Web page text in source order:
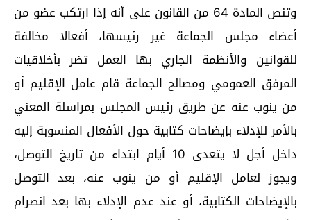
وتنص المادة 64 من القانون على أنه إذا ارتكب عضو من
أعضاء مجلس الجماعة غير رئيسها، أفعالا مخالفة
للقوانين والأنظمة الجاري بها العمل تضر بأخلاقيات
المرفق العمومي ومصالح الجماعة قام عامل الإقليم أو
من ينوب عنه عن طريق رئيس المجلس بمراسلة المعني
بالأمر للإدلاء بإيضاحات كتابية حول الأفعال المنسوبة إليه
داخل أجل لا يتعدى 10 أيام ابتداء من تاريخ التوصل،
ويجوز لعامل الإقليم أو من ينوب عنه، بعد التوصل
بالإيضاحات الكتابية، أو عند عدم الإدلاء بها بعد انصرام